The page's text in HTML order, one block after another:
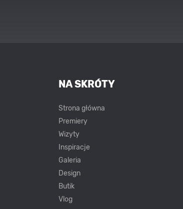
NA SKRÓTY
Strona główna
Premiery
Wizyty
Inspiracje
Galeria
Design
Butik
Vlog